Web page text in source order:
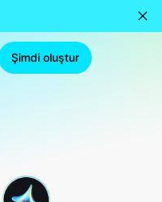
Şimdi oluştur